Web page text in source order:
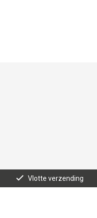
Vlotte verzending